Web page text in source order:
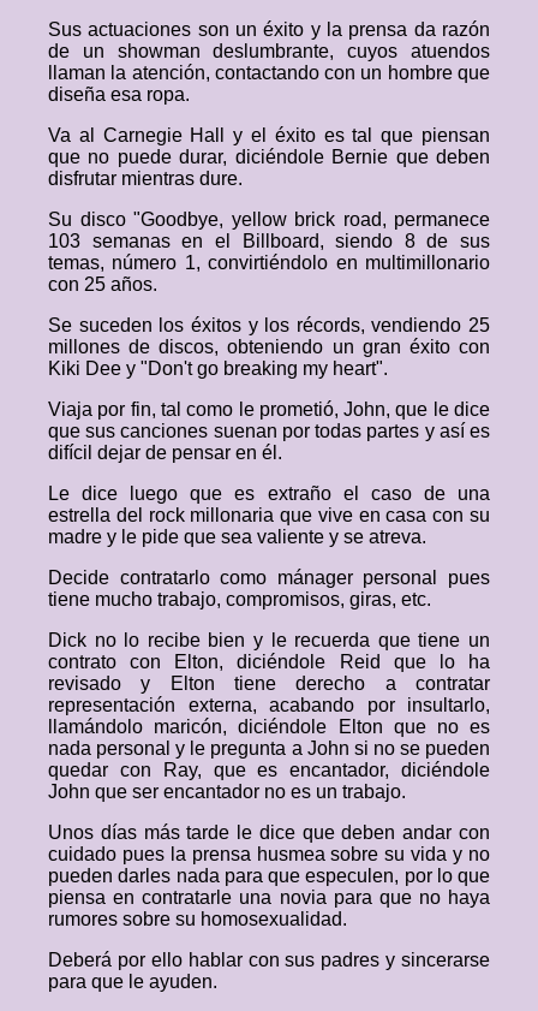
Sus actuaciones son un éxito y la prensa da razón
de un showman deslumbrante, cuyos atuendos
llaman la atención, contactando con un hombre que
diseña esa ropa.
Va al Carnegie Hall y el éxito es tal que piensan
que no puede durar, diciéndole Bernie que deben
disfrutar mientras dure.
Su disco "Goodbye, yellow brick road, permanece
103 semanas en el Billboard, siendo 8 de sus
temas, número 1, convirtiéndolo en multimillonario
con 25 años.
Se suceden los éxitos y los récords, vendiendo 25
millones de discos, obteniendo un gran éxito con
Kiki Dee y "Don't go breaking my heart".
Viaja por fin, tal como le prometió, John, que le dice
que sus canciones suenan por todas partes y así es
difícil dejar de pensar en él.
Le dice luego que es extraño el caso de una
estrella del rock millonaria que vive en casa con su
madre y le pide que sea valiente y se atreva.
Decide contratarlo como mánager personal pues
tiene mucho trabajo, compromisos, giras, etc.
Dick no lo recibe bien y le recuerda que tiene un
contrato con Elton, diciéndole Reid que lo ha
revisado y Elton tiene derecho a contratar
representación externa, acabando por insultarlo,
llamándolo maricón, diciéndole Elton que no es
nada personal y le pregunta a John si no se pueden
quedar con Ray, que es encantador, diciéndole
John que ser encantador no es un trabajo.
Unos días más tarde le dice que deben andar con
cuidado pues la prensa husmea sobre su vida y no
pueden darles nada para que especulen, por lo que
piensa en contratarle una novia para que no haya
rumores sobre su homosexualidad.
Deberá por ello hablar con sus padres y sincerarse
para que le ayuden.